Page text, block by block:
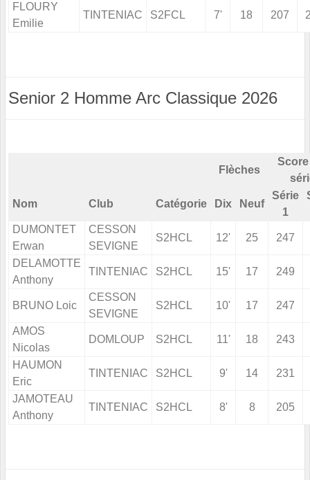
FLOURY
Emilie
TINTENIAC S2FCL 7' 18 207
Senior 2 Homme Arc Classique 2026
Flèches
Nom Club Catégorie Dix Neuf
Série
1
DUMONTET
Erwan
CESSON
SEVIGNE
S2HCL 12' 25 247
DELAMOTTE
Anthony
TINTENIAC S2HCL 15' 17 249
BRUNO Loic
CESSON
SEVIGNE
S2HCL 10' 17 247
AMOS
Nicolas
DOMLOUP S2HCL 11' 18 243
HAUMON
Eric
TINTENIAC S2HCL 9' 14 231
JAMOTEAU
Anthony
TINTENIAC S2HCL 8' 8 205